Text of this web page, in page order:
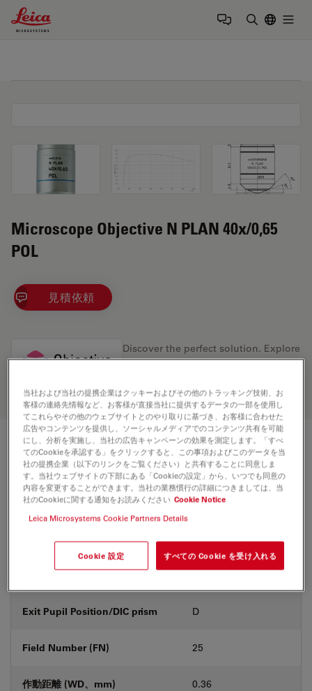
Leica Microsystems Logo
Microscope Objective N PLAN 40x/0,65
POL
見積依頼
Discover the perfect solution. Explore
ourObjective Finder, compare
your needs.
技術仕様
製品番号 11556084
補正環 (CORR) -
カバーガラス
Exit Pupil Position/DIC prism D
Field Number (FN) 25
作動距離 (WD、mm) 0.36
当社および当社の提携企業はクッキーおよびその他のトラッキング技術、お
客様の連絡先情報など、お客様が直接当社に提供するデータの一部を使用し
てこれらやその他のウェブサイトとのやり取りに基づき、お客様に合わせた
広告やコンテンツを提供し、ソーシャルメディアでのコンテンツ共有を可能
にし、分析を実施し、当社の広告キャンペーンの効果を測定します。「すべ
てのCookieを承認する」をクリックすると、この事項およびこのデータを当
社の提携企業（以下のリンクをご覧ください）と共有することに同意しま
す。当社ウェブサイトの下部にある「Cookieの設定」から、いつでも同意の
内容を変更することができます。当社の業務慣行の詳細につきましては、当
社のCookieに関する通知をお読みください Cookie Notice
Leica Microsystems Cookie Partners Details
Cookie 設定 すべての Cookie を受け入れる